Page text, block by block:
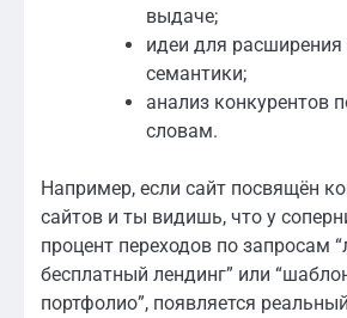
выдаче;
идеи для расширения
семантики;
анализ конкурентов
словам.
Например, если сайт посвящён
сайтов и ты видишь, что у
процент переходов по запросам
бесплатный лендинг” или
портфолио”, появляется